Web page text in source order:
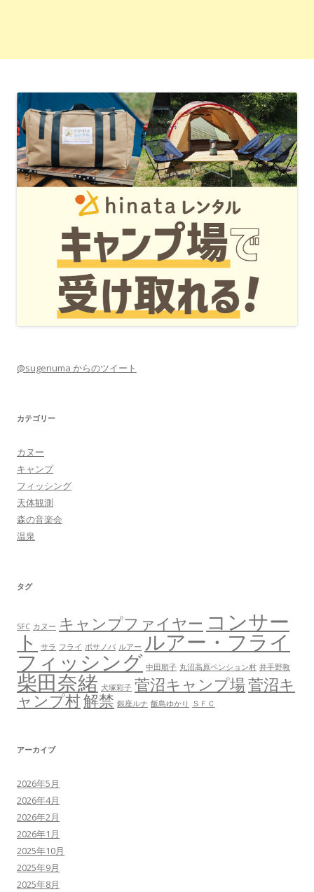
@sugenuma からのツイート
カテゴリー
カヌー
キャンプ
フィッシング
天体観測
森の音楽会
温泉
タグ
SFC カヌー キャンプファイヤー コンサー
ト サラ フライ ボサノバ ルアー ルアー・フライ
フィッシング 中田順子 丸沼高原ペンション村 井手野敦
柴田奈緒 犬塚彩子 菅沼キャンプ場菅沼キ
ャンプ村解禁 銀座ルナ 飯島ゆかり ＳＦＣ
アーカイブ
2026年5月
2026年4月
2026年2月
2026年1月
2025年10月
2025年9月
2025年8月